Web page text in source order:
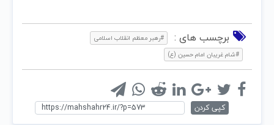
برچسب های :
#رهبر معظم انقلاب اسلامی
#شام غریبان امام حسین (ع)
کپی کردن